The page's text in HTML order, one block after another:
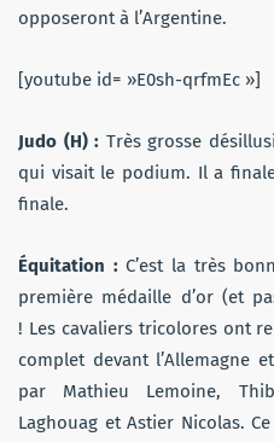
opposeront à l’Argentine.
[youtube id= »E0sh-qrfmEc »]
Judo (H) : Très grosse
qui visait le podium. Il a
finale.
Équitation : C’est la très
première médaille d’or (et
! Les cavaliers tricolores ont
complet devant l’Allemagne
par Mathieu Lemoine,
Laghouag et Astier Nicolas.